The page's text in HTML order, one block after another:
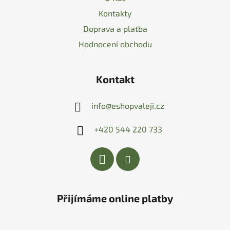
Kontakty
Doprava a platba
Hodnocení obchodu
Kontakt
info@eshopvaleji.cz
+420 544 220 733
Přijímáme online platby